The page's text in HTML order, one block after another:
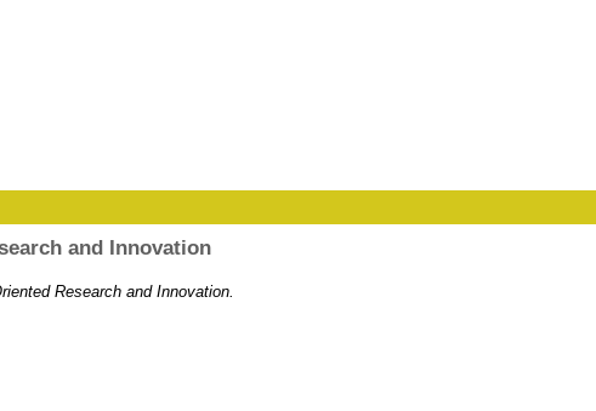
and Innovation
Research and Innovation.